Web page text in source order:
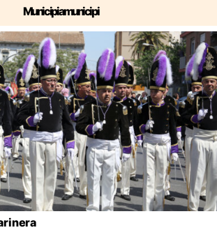
Municipi a municipi